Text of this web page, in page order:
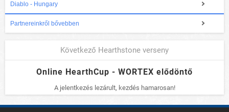
Diablo - Hungary
Partnereinkről bővebben
Következő Hearthstone verseny
Online HearthCup - WORTEX elődöntő
A jelentkezés lezárult, kezdés hamarosan!